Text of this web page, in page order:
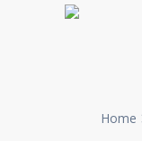
Home